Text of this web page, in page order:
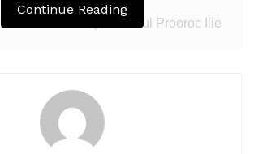
îl celebrează pe Sfântul Prooroc Ilie
din timpul vieții, Sfântul Ilie este
ploii și patronul Forțelor Aeriene
Continue Reading